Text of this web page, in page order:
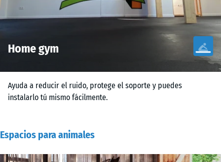
Home gym
Ayuda a reducir el ruido, protege el soporte y puedes
instalarlo tú mismo fácilmente.
Espacios para animales